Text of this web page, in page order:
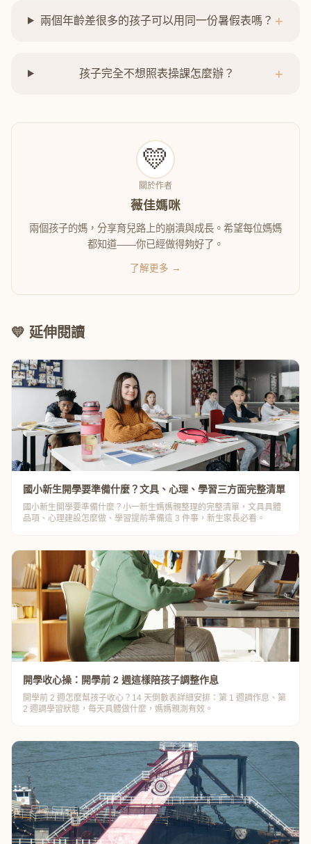
兩個年齡差很多的孩子可以用同一份暑假表嗎？ +
孩子完全不想照表操課怎麼辦？ +
💛
關於作者
薇佳媽咪
兩個孩子的媽，分享育兒路上的崩潰與成長。希望每位媽媽
都知道——你已經做得夠好了。
了解更多 →
💛 延伸閱讀
國小新生開學要準備什麼？文具、心理、學習三方面完整清單
國小新生開學要準備什麼？小一新生媽媽親整理的完整清單，文具具體
品項、心理建設怎麼做、學習提前準備這 3 件事，新生家長必看。
開學收心操：開學前 2 週這樣陪孩子調整作息
開學前 2 週怎麼幫孩子收心？14 天倒數表詳細安排：第 1 週調作息、第
2 週調學習狀態，每天具體做什麼，媽媽親測有效。